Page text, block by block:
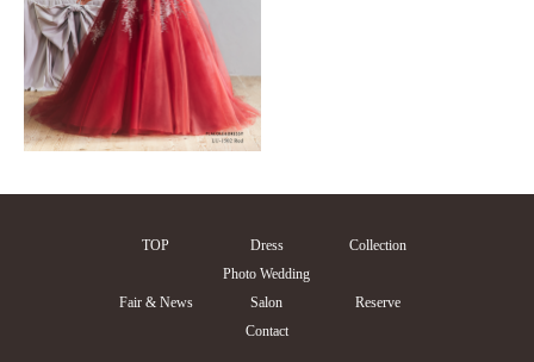
TOP Dress
Collection
Photo Wedding
Fair & News
Salon
Reserve
Contact